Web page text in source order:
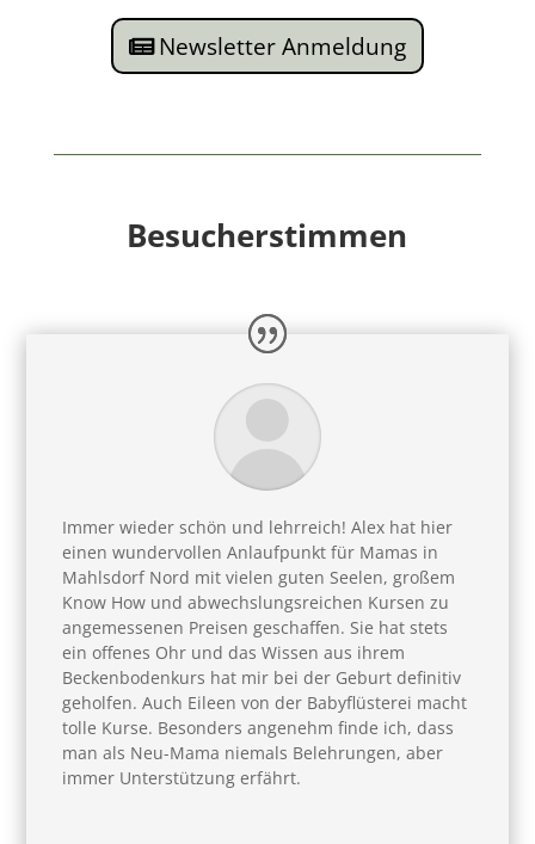
Newsletter Anmeldung
Besucherstimmen
Immer wieder schön und lehrreich! Alex hat hier
einen wundervollen Anlaufpunkt für Mamas in
Mahlsdorf Nord mit vielen guten Seelen, großem
Know How und abwechslungsreichen Kursen zu
angemessenen Preisen geschaffen. Sie hat stets
ein offenes Ohr und das Wissen aus ihrem
Beckenbodenkurs hat mir bei der Geburt definitiv
geholfen. Auch Eileen von der Babyflüsterei macht
tolle Kurse. Besonders angenehm finde ich, dass
man als Neu-Mama niemals Belehrungen, aber
immer Unterstützung erfährt.